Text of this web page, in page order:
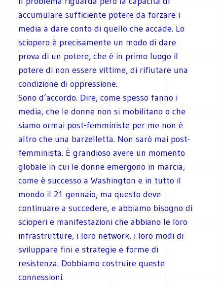
accumulare sufficiente potere da forzare i
media a dare conto di quello che accade. Lo
sciopero è precisamente un modo di dare
prova di un potere, che è in primo luogo il
potere di non essere vittime, di rifiutare una
condizione di oppressione.
Sono d’accordo. Dire, come spesso fanno i
media, che le donne non si mobilitano o che
siamo ormai post-femministe per me non è
altro che una barzelletta. Non sarò mai post-
femminista. È grandioso avere un momento
globale in cui le donne emergono in marcia,
come è successo a Washington e in tutto il
mondo il 21 gennaio, ma questo deve
continuare a succedere, e abbiamo bisogno di
scioperi e manifestazioni che abbiano le loro
infrastrutture, i loro network, i loro modi di
sviluppare fini e strategie e forme di
resistenza. Dobbiamo costruire queste
connessioni.